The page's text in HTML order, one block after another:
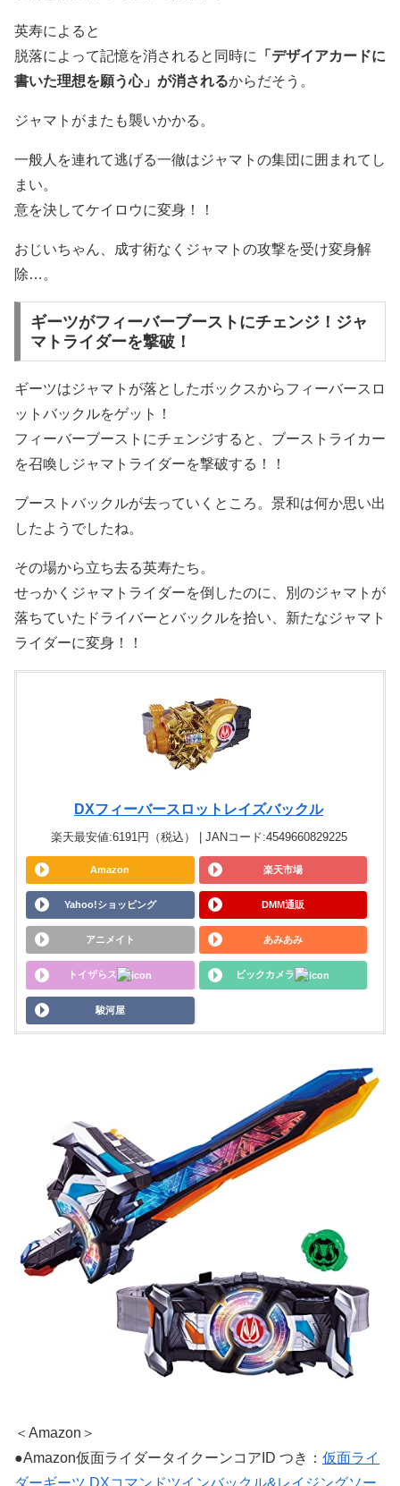
英寿によると
脱落によって記憶を消されると同時に
「デザイアカードに
書いた理想を願う心」が消されるからだそう。
ジャマトがまたも襲いかかる。
一般人を連れて逃げる一徹はジャマトの集団に囲まれてし
まい。
意を決してケイロウに変身！！
おじいちゃん、成す術なくジャマトの攻撃を受け変身解
除…。
ギーツがフィーバーブーストにチェンジ！ジャ
マトライダーを撃破！
ギーツはジャマトが落としたボックスからフィーバースロ
ットバックルをゲット！
フィーバーブーストにチェンジすると、ブーストライカー
を召喚しジャマトライダーを撃破する！！
ブーストバックルが去っていくところ。景和は何か思い出
したようでしたね。
その場から立ち去る英寿たち。
せっかくジャマトライダーを倒したのに、別のジャマトが
落ちていたドライバーとバックルを拾い、新たなジャマト
ライダーに変身！！
DXフィーバースロットレイズバックル
楽天最安値:6191円（税込） | JANコード:4549660829225
Amazon 楽天市場
Yahoo!ショッピング DMM通販
アニメイト あみあみ
トイザらス ビックカメラ
駿河屋
＜Amazon＞
●Amazon仮面ライダータイクーンコアID つき： 仮面ライ